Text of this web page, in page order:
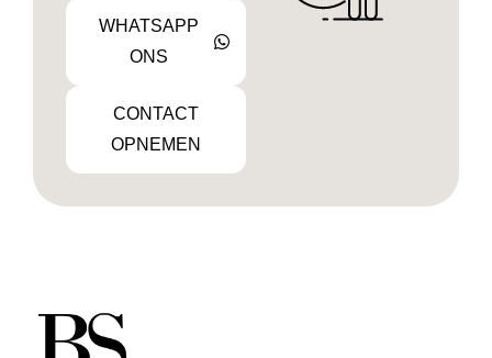
WHATSAPP
ONS
CONTACT
OPNEMEN